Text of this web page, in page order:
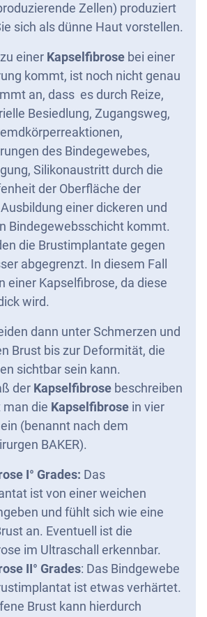
Zellen) produziert
sich als dünne Haut vorstellen.
einer Kapselfibrose bei einer
kommt, ist noch nicht genau
an, dass es durch Reize,
Besiedlung, Zugangsweg,
des Bindegewebes,
Silikonaustritt durch die
der Oberfläche der
einer dickeren und
Bindegewebsschicht kommt.
die Brustimplantate gegen
abgegrenzt. In diesem Fall
einer Kapselfibrose, da diese
wird.
dann unter Schmerzen und
Brust bis zur Deformität, die
sichtbar sein kann.
der Kapselfibrose beschreiben
man die Kapselfibrose in vier
(benannt nach dem
BAKER).
I° Grades: Das
ist von einer weichen
und fühlt sich wie eine
an. Eventuell ist die
im Ultraschall erkennbar.
II° Grades: Das Bindgewebe
ist etwas verhärtet.
Brust kann hierdurch